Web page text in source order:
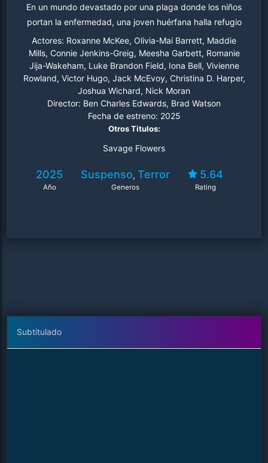
En un mundo devastado por una plaga donde los niños
portan la enfermedad, una joven huérfana halla refugio
en un hogar temporal improvisado, pero descubre que el
verdadero peligro son las chicas con las que vive.
Actores: Roxanne McKee, Olivia-Mai Barrett, Maddie
Mills, Connie Jenkins-Greig, Meesha Garbett, Romanie
Jija-Wakeham, Luke Brandon Field, Iona Bell, Vivienne
Rowland, Victor Hugo, Jack McEvoy, Christina D. Harper,
Joshua Wichard, Nick Moran
Director: Ben Charles Edwards, Brad Watson
Fecha de estreno: 2025
Otros Titulos:
Savage Flowers
2025
Año
Suspenso, Terror
Generos
5.64
Rating
Subtitulado